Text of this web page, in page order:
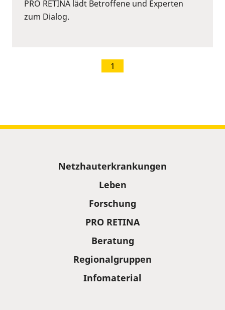
PRO RETINA lädt Betroffene und Experten
zum Dialog.
1
Netzhauterkrankungen
Leben
Forschung
PRO RETINA
Beratung
Regionalgruppen
Infomaterial